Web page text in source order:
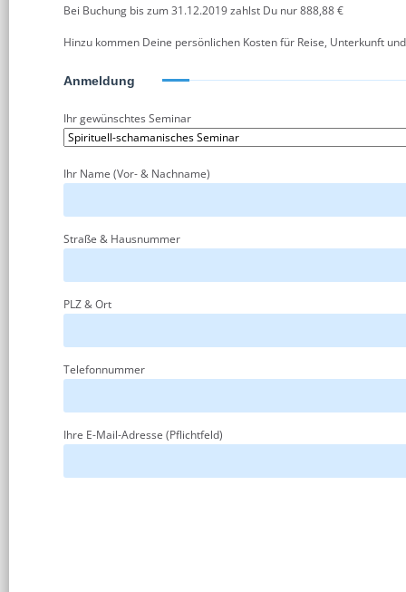
Bei Buchung bis zum 31.12.2019 zahlst Du nur 888,88 €
Hinzu kommen Deine persönlichen Kosten für Reise, Unterkunft
Anmeldung
Ihr gewünschtes Seminar
Ihr Name (Vor- & Nachname)
Straße & Hausnummer
PLZ & Ort
Telefonnummer
Ihre E-Mail-Adresse (Pflichtfeld)